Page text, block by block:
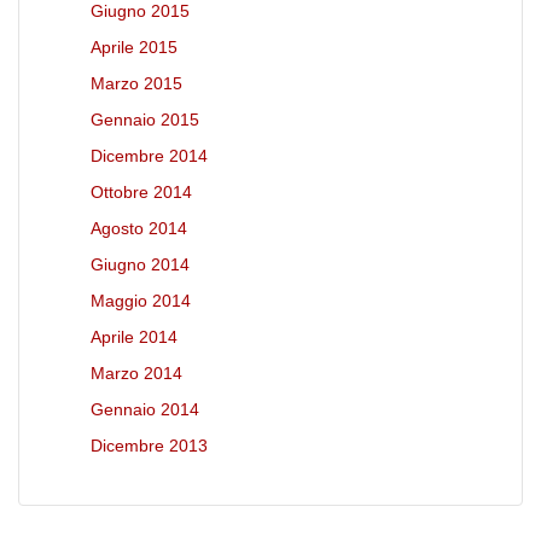
Giugno 2015
Aprile 2015
Marzo 2015
Gennaio 2015
Dicembre 2014
Ottobre 2014
Agosto 2014
Giugno 2014
Maggio 2014
Aprile 2014
Marzo 2014
Gennaio 2014
Dicembre 2013